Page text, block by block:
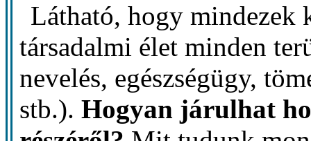
Látható, hogy mindezek
társadalmi élet minden
nevelés, egészségügy,
stb.).Hogyan járulhat